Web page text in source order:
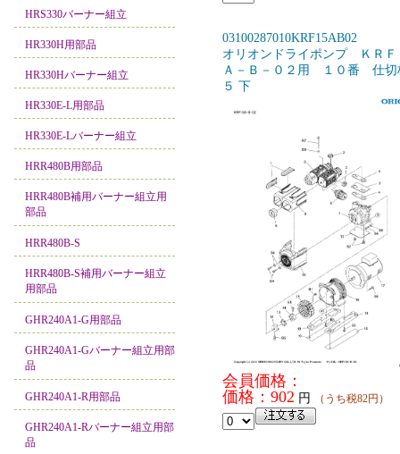
HRS330バーナー組立
HR330H用部品
HR330Hバーナー組立
HR330E-L用部品
HR330E-Lバーナー組立
HRR480B用部品
HRR480B補用バーナー組立用
部品
HRR480B-S
HRR480B-S補用バーナー組立
用部品
GHR240A1-G用部品
GHR240A1-Gバーナー組立用部
品
GHR240A1-R用部品
GHR240A1-Rバーナー組立用部
品
03100287010KRF15AB02
オリオンドライポンプ ＫＲＦ
Ａ－Ｂ－０２用 １０番 仕切
５ 下
会員価格：
価格：902 円 （うち税82円）